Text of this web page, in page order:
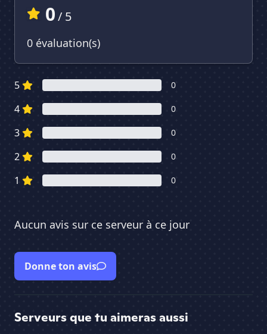
0/ 5
0 évaluation(s)
5 0
4 0
3 0
2 0
1 0
Aucun avis sur ce serveur à ce jour
Donne ton avis
Serveurs que tu aimeras aussi